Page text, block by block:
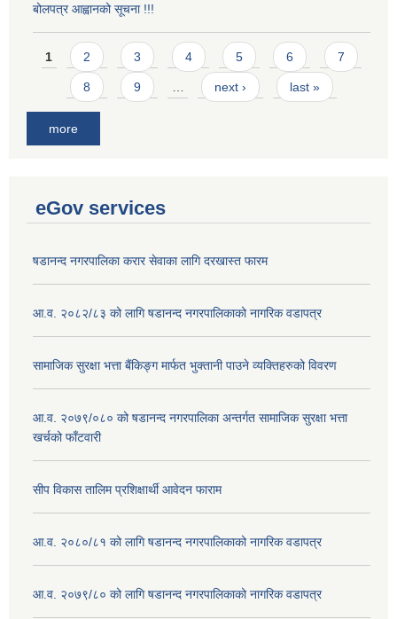
बोलपत्र आह्वानको सूचना !!!
Pages
1 2 3 4 5 6 7
8 9 … next › last »
more
eGov services
षडानन्द नगरपालिका करार सेवाका लागि दरखास्त फारम
आ.व. २०८२/८३ को लागि षडानन्द नगरपालिकाको नागरिक वडापत्र
सामाजिक सुरक्षा भत्ता बैंकिङ्ग मार्फत भुक्तानी पाउने व्यक्तिहरुको विवरण
आ.व. २०७९/०८० को षडानन्द नगरपालिका अन्तर्गत सामाजिक सुरक्षा भत्ता
खर्चको फाँटवारी
सीप विकास तालिम प्रशिक्षार्थी आवेदन फाराम
आ.व. २०८०/८१ को लागि षडानन्द नगरपालिकाको नागरिक वडापत्र
आ.व. २०७९/८० को लागि षडानन्द नगरपालिकाको नागरिक वडापत्र